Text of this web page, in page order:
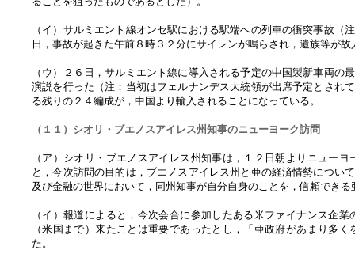
（イ）サルミエント線オンセ駅における駅端への列車の衝突事故
日，事故が起きた午前８時３２分にサイレンが鳴らされ，遺族等が故
（ウ）２６日，サルミエント線に導入される予定の中国製新車両
演説を行った（注：当初はフェルナンデス大統領が出席予定とされ
る残りの２４編成が，中国より輸入されることになっている。
（１１）シオリ・ブエノスアイレス州知事のニューヨーク訪問
（ア）シオリ・ブエノスアイレス州知事は，１２日朝よりニュー
と，今次訪問の目的は，ブエノスアイレス州と亜の経済情勢につい
及び金融の世界において，同州知事が自分自身のことを，信頼でき
（イ）報道によると，今次会合に参加したある米ファイナンス企
（米国まで）来たことは重要であったとし，「亜政府があまり多
た。